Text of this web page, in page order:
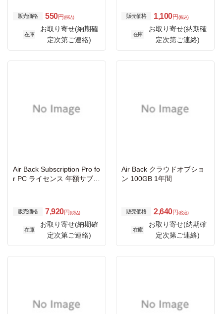
販売価格 550円 (税込)
在庫
お取り寄せ(納期確
定次第ご連絡)
販売価格 1,100円 (税込)
在庫
お取り寄せ(納期確
定次第ご連絡)
Air Back Subscription Pro fo
r PC ライセンス 年額サブス
販売価格 7,920円 (税込)
在庫
お取り寄せ(納期確
定次第ご連絡)
Air Back クラウドオプショ
ン 100GB 1年間
販売価格 2,640円 (税込)
在庫
お取り寄せ(納期確
定次第ご連絡)